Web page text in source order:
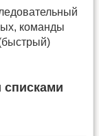
команды